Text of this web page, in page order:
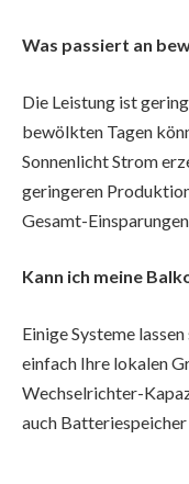
Was passiert an
Die Leistung ist
bewölkten Tagen
Sonnenlicht Strom
geringeren
Gesamt-
Kann ich meine
Einige Systeme
einfach Ihre lokalen
Wechselrichter-
auch